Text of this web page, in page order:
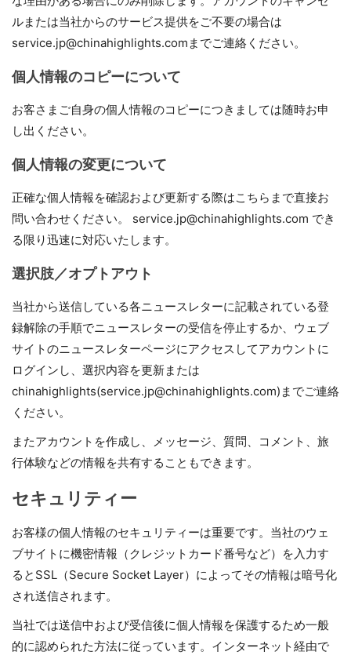
ルまたは当社からのサービス提供をご不要の場合は
service.jp@chinahighlights.comまでご連絡ください。
個人情報のコピーについて
お客さまご自身の個人情報のコピーにつきましては随時お申
し出ください。
個人情報の変更について
正確な個人情報を確認および更新する際はこちらまで直接お
問い合わせください。 service.jp@chinahighlights.com でき
る限り迅速に対応いたします。
選択肢／オプトアウト
当社から送信している各ニュースレターに記載されている登
録解除の手順でニュースレターの受信を停止するか、ウェブ
サイトのニュースレターページにアクセスしてアカウントに
ログインし、選択内容を更新または
chinahighlights(service.jp@chinahighlights.com)までご連絡
ください。
またアカウントを作成し、メッセージ、質問、コメント、旅
行体験などの情報を共有することもできます。
セキュリティー
お客様の個人情報のセキュリティーは重要です。当社のウェ
ブサイトに機密情報（クレジットカード番号など）を入力す
るとSSL（Secure Socket Layer）によってその情報は暗号化
され送信されます。
当社では送信中および受信後に個人情報を保護するため一般
的に認められた方法に従っています。インターネット経由で